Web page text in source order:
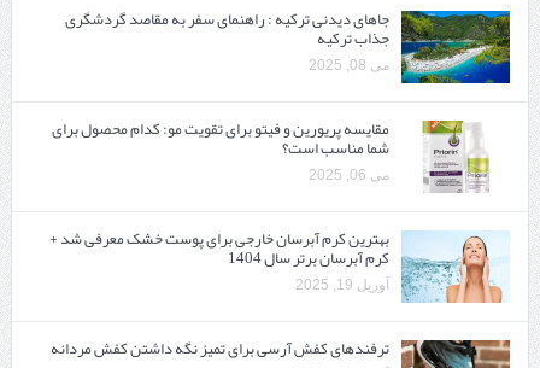
جاهای دیدنی ترکیه : راهنمای سفر به مقاصد گردشگری
جذاب ترکیه
می 08, 2025
مقایسه پریورین و فیتو برای تقویت مو: کدام محصول برای
شما مناسب است؟
می 06, 2025
بهترین کرم آبرسان خارجی برای پوست خشک معرفی شد +
کرم آبرسان برتر سال 1404
آوریل 19, 2025
ترفندهای کفش آرسی برای تمیز نگه داشتن کفش مردانه